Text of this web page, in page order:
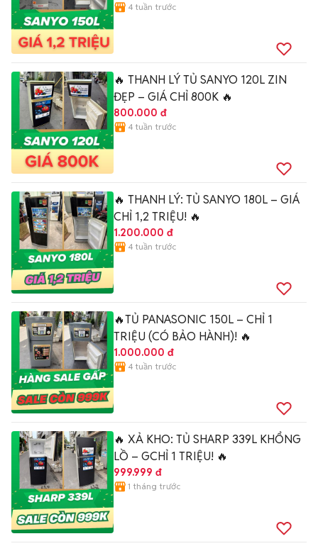
4 tuần trước
🔥 THANH LÝ TỦ SANYO 120L ZIN
ĐẸP – GIÁ CHỈ 800K 🔥
800.000 đ
4 tuần trước
🔥 THANH LÝ: TỦ SANYO 180L – GIÁ
CHỈ 1,2 TRIỆU! 🔥
1.200.000 đ
4 tuần trước
🔥TỦ PANASONIC 150L – CHỈ 1
TRIỆU (CÓ BẢO HÀNH)! 🔥
1.000.000 đ
4 tuần trước
🔥 XẢ KHO: TỦ SHARP 339L KHỔNG
LỒ – GCHỈ 1 TRIỆU! 🔥
999.999 đ
1 tháng trước